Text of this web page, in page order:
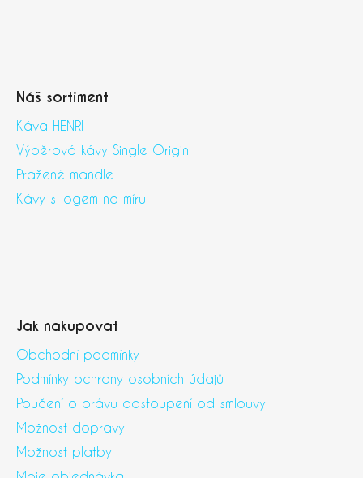
Náš sortiment
Káva HENRI
Výběrová kávy Single Origin
Pražené mandle
Kávy s logem na míru
Jak nakupovat
Obchodní podmínky
Podmínky ochrany osobních údajů
Poučení o právu odstoupení od smlouvy
Možnost dopravy
Možnost platby